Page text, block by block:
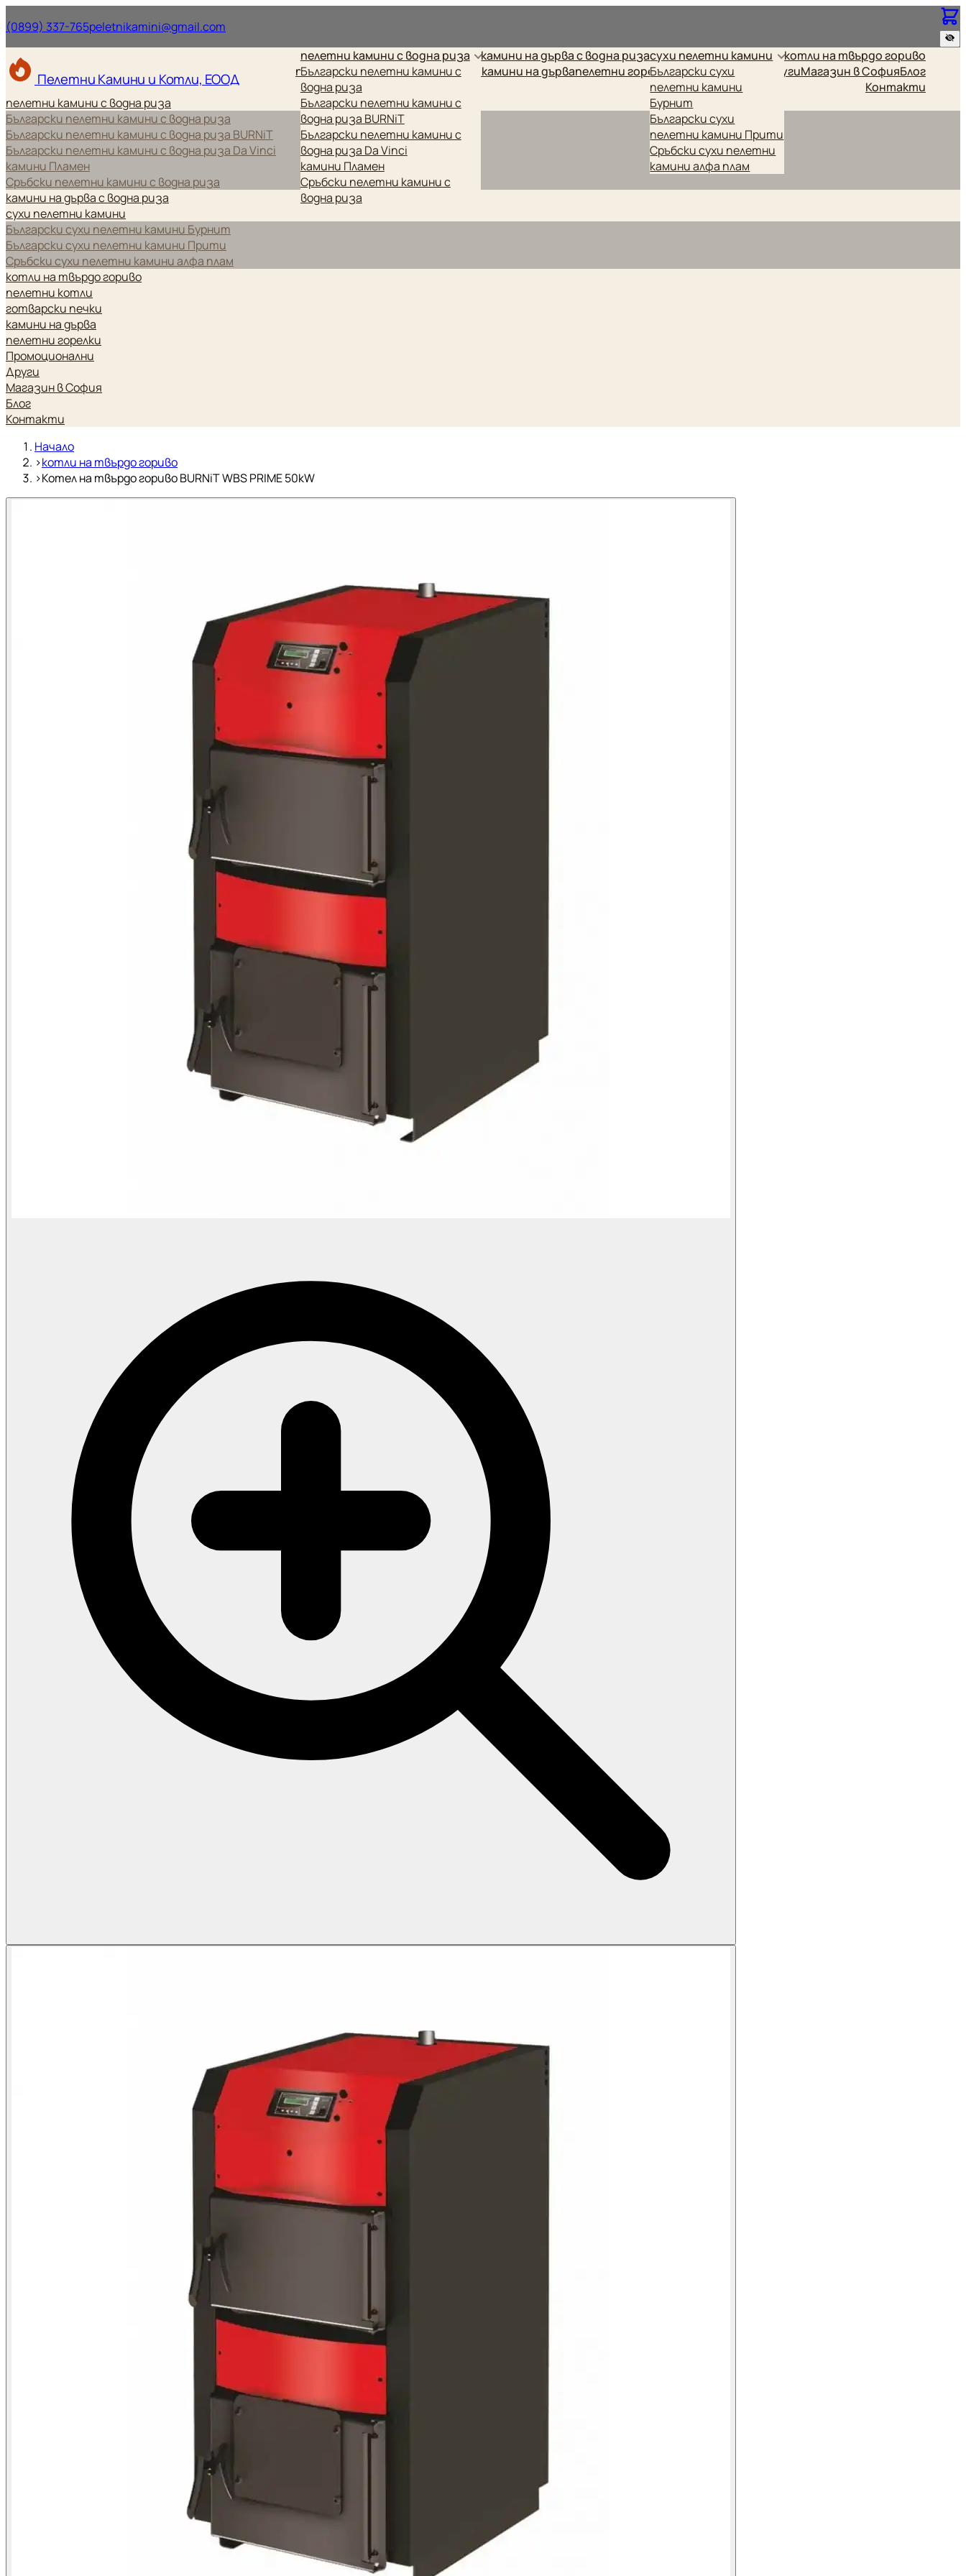
(0899) 337-765Нашият телефонен номер.
peletnikamini@gmail.com
Пелетни Камини и Котли, ЕООД
пелетни камини с водна риза
Български пелетни камини с
водна риза
Български пелетни камини с
водна риза BURNiT
Български пелетни камини с
водна риза Da Vinci
камини Пламен
Сръбски пелетни камини с
водна риза
камини на дърва с водна ризасухи пелетни камини
Български сухи
пелетни камини
Бурнит
Български сухи
пелетни камини Прити
Сръбски сухи пелетни
камини алфа плам
котли на твърдо гориво
пелетни котлиготварски печки камини на дървапелетни горелкиПромоционални ДругиМагазин в СофияБлог
Контакти
пелетни камини с водна риза
Български пелетни камини с водна риза
Български пелетни камини с водна риза BURNiT
Български пелетни камини с водна риза Da Vinci
камини Пламен
Сръбски пелетни камини с водна риза
камини на дърва с водна риза
сухи пелетни камини
Български сухи пелетни камини Бурнит
Български сухи пелетни камини Прити
Сръбски сухи пелетни камини алфа плам
котли на твърдо гориво
пелетни котли
готварски печки
камини на дърва
пелетни горелки
Промоционални
Други
Магазин в София
Блог
Контакти
Начало
›котли на твърдо гориво
›Котел на твърдо гориво BURNiT WBS PRIME 50kW